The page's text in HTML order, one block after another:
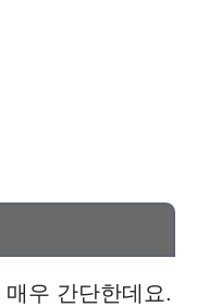
우 간단한데요.